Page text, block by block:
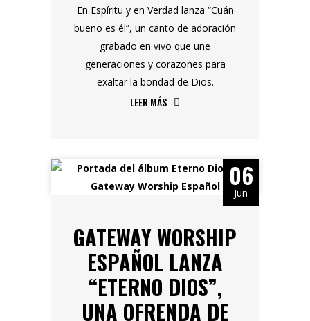
En Espíritu y en Verdad lanza “Cuán
bueno es él”, un canto de adoración
grabado en vivo que une
generaciones y corazones para
exaltar la bondad de Dios.
LEER MÁS
06
Jun
GATEWAY WORSHIP
ESPAÑOL LANZA
“ETERNO DIOS”,
UNA OFRENDA DE